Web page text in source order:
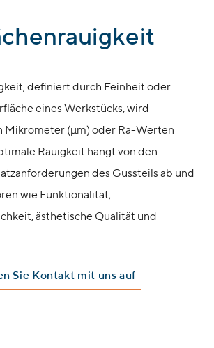
definiert durch Feinheit oder
eines Werkstücks, wird
Mikrometer (µm) oder Ra-Werten
Rauigkeit hängt von den
des Gussteils ab und
wie Funktionalität,
ästhetische Qualität und
Sie Kontakt mit uns auf